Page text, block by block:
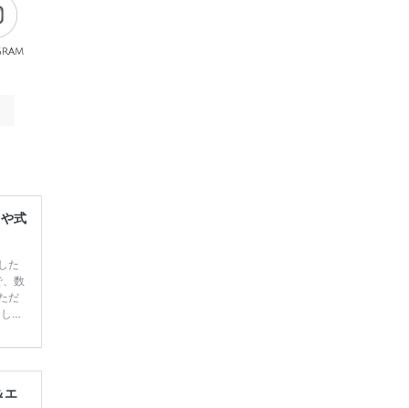
式
た
数
だ
ま
ユ
エ